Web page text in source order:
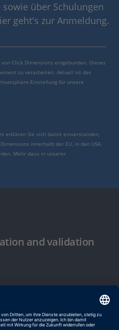
über Schulungen
geht's zur Anmeldung.
Click Dimensions eingebunden. Dieses
zu verarbeiten. Aktuell ist das
Einstellung für unsere
erklären Sie sich damit einverstanden,
innerhalb der EU, in den USA,
Mehr dazu in unserer
and validation